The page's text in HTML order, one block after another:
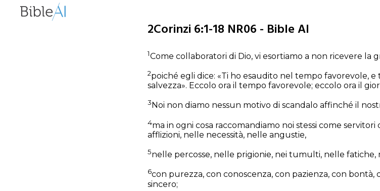
2Corinzi 6:1-18 NR06 - Bible AI
1Come collaboratori di Dio, vi esortiamo a non ricevere la
2poiché egli dice: «Ti ho esaudito nel tempo favorevole,
salvezza». Eccolo ora il tempo favorevole; eccolo ora il
3 Noi non diamo nessun motivo di scandalo affinché il
4ma in ogni cosa raccomandiamo noi stessi come
afflizioni, nelle necessità, nelle angustie,
5nelle percosse, nelle prigionie, nei tumulti, nelle fatiche,
6con purezza, con conoscenza, con pazienza, con bontà,
sincero;